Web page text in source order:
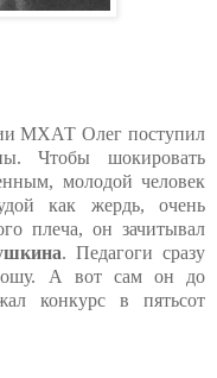
МХАТ Олег поступил
Чтобы шокировать
молодой человек
как жердь, очень
плеча, он зачитывал
. Педагоги сразу
А вот сам он до
конкурс в пятьсот